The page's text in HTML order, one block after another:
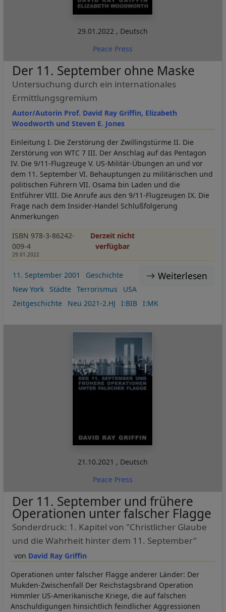
29.01.2022 , Deutsch
Peace Press
Autor/Autorin Prof. David Ray Griffin, Elizabeth
Woodworth und Steven E. Jones
Der 11. September ohne Maske
Untersuchung durch ein internationales
Ermittlungsgremium
Einleitung I. Die Zerstörung der Zwillingstürme II. Die
Zerstörung von WTC 7 III. Der Anschlag auf das Pentagon
IV. Die 9/11-Flugzeuge V. US-Militär-Übungen an und vor
dem 11. September VI. Behauptungen zu militärischen und
politischen Führern VII. Osama bin Laden und die
Entführer VIII. Die Anrufe aus den 9/11-Flugzeugen IX. Die
Frage nach dem Insider-Handel Schlußfolgerung
Anmerkungen
ISBN 978-3-86242-
009-4
29.01.2022
Derzeit nicht
verfügbar
Weiterlesen
11. September 2001
Geschichte
New York
Städte Terrorismus
USA
Zeitgeschichte
Neu 2021-2.HJ I:BIB I:MK
21.10.2021 , Deutsch
Peace Press
David Ray Griffin
Der 11. September und frühere
Operationen unter falscher Flagge
Sonderdruck: 1. Kapitel von "Christlicher Glaube
und die Wahrheit hinter dem 11. September"
Operationen unter falscher Flagge anderer Länder: Der
Mukden-Zwischenfall Der Reichstagsbrand Operation
Himmler US-Amerikanische Kriege, die auf falschen
Anschuldigungen hinsichtlich feindlicher Aggressionen